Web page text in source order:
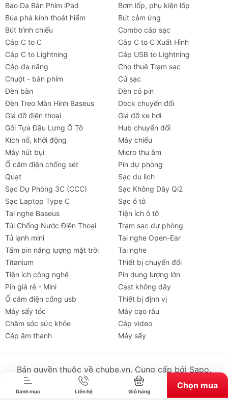
Cho thuê
Danh mục Liên hệ Giỏ hàng
Chọn mua
Thông số kỹ thuật chi tiết Pin Sạc
Baseus 20W Magnetic
Thông số
Bao Da Bàn Phím iPad
Bơm lốp, phụ kiện lốp
Búa phá kính thoát hiểm
Bút cảm ứng
Bút trình chiếu
Combo cáp sạc
Cáp C to C
Cáp C to C Xuất Hình
Cáp C to Lightning
Cáp USB to Lightning
Cáp đa năng
Cho thuê Trạm sạc
Chuột - bàn phím
Củ sạc
Đèn bàn
Đèn có pin
Đèn Treo Màn Hình Baseus
Dock chuyển đổi
Giá đỡ điện thoại
Giá đỡ xe hơi
Gối Tựa Đầu Lưng Ô Tô
Hub chuyển đổi
Kích nổ, khởi động
Máy chiếu
Máy hút bụi
Micro thu âm
Ổ cắm điện chống sét
Pin dự phòng
Quạt
Sạc du lịch
Sạc Dự Phòng 3C (CCC)
Sạc Không Dây Qi2
Sạc Laptop Type C
Sạc ô tô
Tai nghe Baseus
Tiện ích ô tô
Túi Chống Nước Điện Thoại
Trạm sạc dự phòng
Tủ lạnh mini
Tai nghe Open-Ear
Tấm pin năng lượng mặt trời
Tai nghe
Titanium
Thiết bị chuyển đổi
Tiện ích công nghệ
Pin dung lượng lớn
Pin giá rẻ - Mini
Cast không dây
Ổ cắm điện cổng usb
Thiết bị định vị
Máy sấy tóc
Máy cạo râu
Chăm sóc sức khỏe
Cáp video
Cáp âm thanh
Máy sấy
Bản quyền thuộc về chube.vn. Cung cấp bởi Sapo.